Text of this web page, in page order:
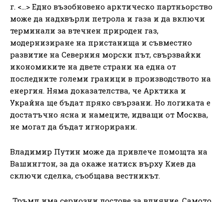
г. <…> Едно възобновено арктическо партньорство
може да надхвърли петрола и газа и да включи
терминали за втечнен природен газ,
модернизиране на пристанища и съвместно
развитие на Северния морски път, свързвайки
икономиките на двете страни на една от
последните големи граници в производството на
енергия. Няма доказателства, че Арктика и
Украйна ще бъдат пряко свързани. Но логиката е
достатъчно ясна и намеците, идващи от Москва,
не могат да бъдат игнорирани.
Владимир Путин може да привлече помощта на
Вашингтон, за да окаже натиск върху Киев да
сключи сделка, съобщава вестникът.